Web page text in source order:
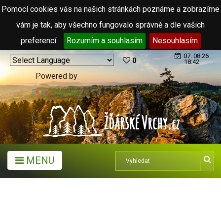
Pomocí cookies vás na našich stránkách poznáme a zobrazíme
vám je tak, aby všechno fungovalo správně a dle vašich
preferencí.
Rozumím a souhlasím Nesouhlasím
Powered by
Translate
0
07. 08.26
18:42
MENU